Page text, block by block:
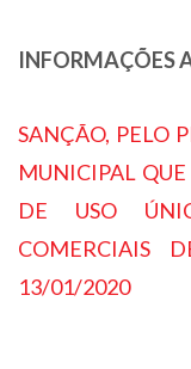
INFORMAÇÕES
SANÇÃO, PELO
MUNICIPAL
DE USO
COMERCIAIS
13/01/2020